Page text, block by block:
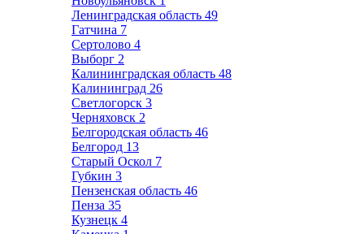
Ленинградская область 49
Гатчина 7
Сертолово 4
Выборг 2
Калининградская область 48
Калининград 26
Светлогорск 3
Черняховск 2
Белгородская область 46
Белгород 13
Старый Оскол 7
Губкин 3
Пензенская область 46
Пенза 35
Кузнецк 4